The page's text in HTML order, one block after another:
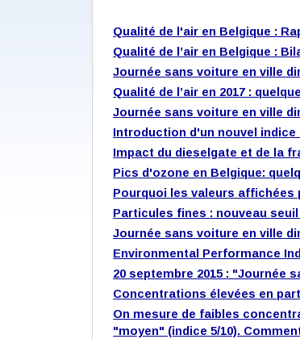
Qualité de l'air en Belgique :
Qualité de l’air en Belgique :
Journée sans voiture en ville
Qualité de l’air en 2017 :
Journée sans voiture en ville
Introduction d'un nouvel indice
Impact du dieselgate et de la
Pics d'ozone en Belgique:
Pourquoi les valeurs affichées
Particules fines : nouveau
Journée sans voiture en ville
Environmental Performance
20 septembre 2015 : "Journée
Concentrations élevées en
On mesure de faibles
"moyen" (indice 5/10).